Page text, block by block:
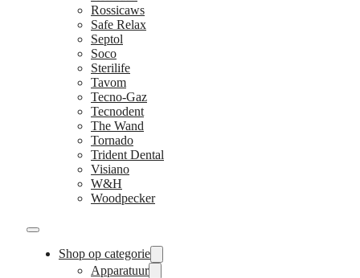
Rossicaws
Safe Relax
Septol
Soco
Sterilife
Tavom
Tecno-Gaz
Tecnodent
The Wand
Tornado
Trident Dental
Visiano
W&H
Woodpecker
Shop op categorie
Apparatuur